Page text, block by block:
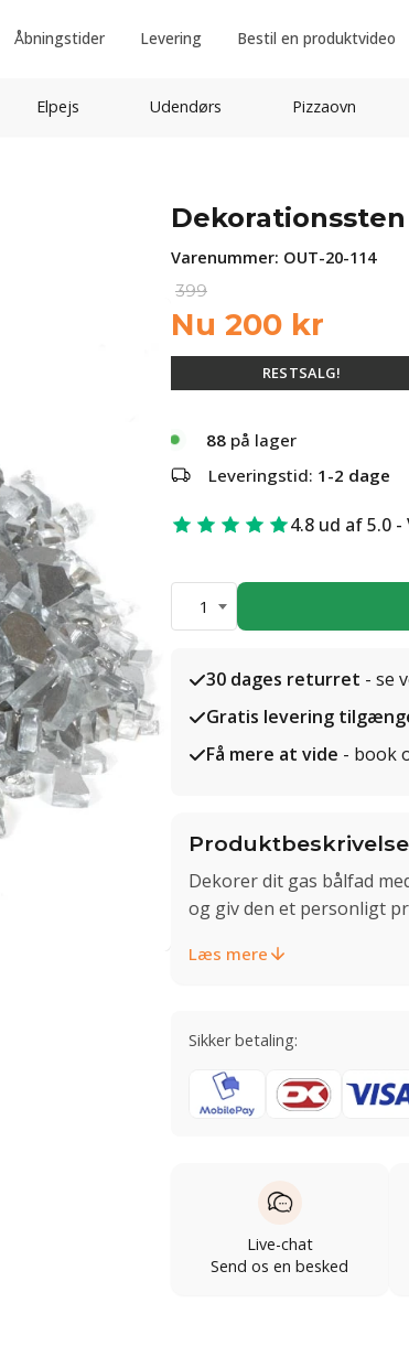
Åbningstider Levering Bestil en produktvideo
Elpejs Udendørs Pizzaovn
Varenummer: OUT-20-114
399
Nu 200 kr
RESTSALG!
88 på lager
Leveringstid: 1-2 dage
4.8 ud af 5.0
1
30 dages returret - se
Gratis levering
Få mere at vide - book
Produktbeskrivelse
Dekorer dit gas bålfad
og giv den et personligt
Læs mere
Sikker betaling:
Live-chat
Send os en besked